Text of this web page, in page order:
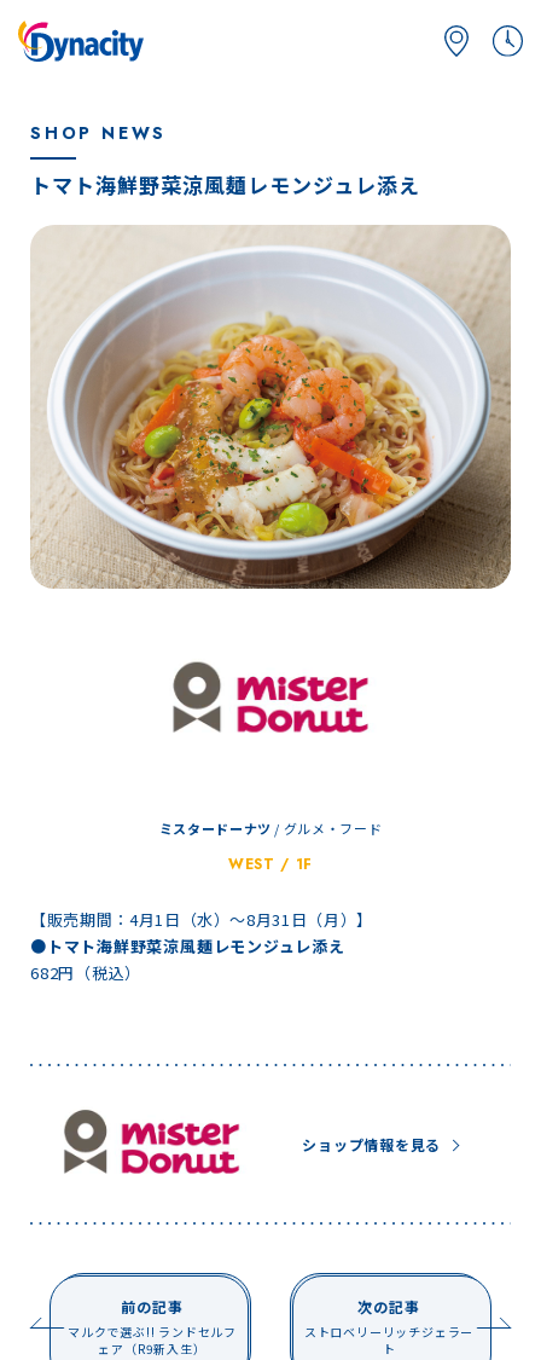
SHOP NEWS
トマト海鮮野菜涼風麺レモンジュレ添え
ミスタードーナツ / グルメ・フード
WEST / 1F
【販売期間：4月1日（水）～8月31日（月）】
●トマト海鮮野菜涼風麺レモンジュレ添え
682円（税込）
ショップ情報を見る
前の記事
マルクで選ぶ!! ランドセルフ
ェア（R9新入生）
次の記事
ストロベリーリッチジェラー
ト